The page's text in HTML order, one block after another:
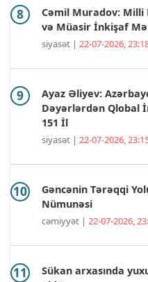
Cəmil Muradov: Milli
və Müasir İnkişaf
siyasət | 22-07-2026,
Ayaz Əliyev:
Dəyərlərdən Qlobal
151 İl
siyasət | 22-07-2026,
Gəncənin Tərəqqi
Nümunəsi
cəmiyyət | 22-07-2026,
Sükan arxasında